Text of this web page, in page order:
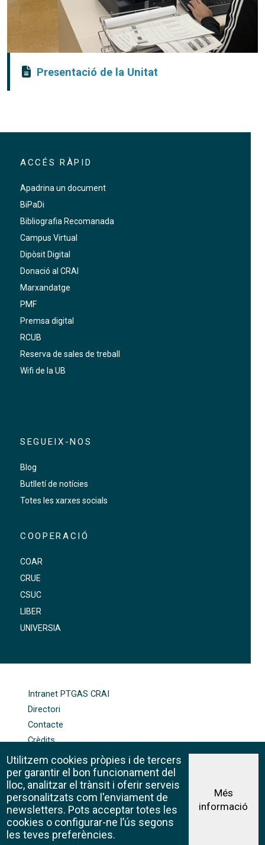
Presentació de la Unitat
ACCÉS RÀPID
Apadrina un document
BiPaDi
Bibliografia Recomanada
Campus Virtual
Dipòsit Digital
Donació al CRAI
Marxandatge
PMF
Premsa digital
RCUB
Reserva de sales de treball
Wifi de la UB
SEGUEIX-NOS
Blog
Butlletí de notícies
Totes les xarxes socials
COOPERACIÓ
COAR
CRUE
CSUC
LIBER
UNIVERSIA
Intranet PTGAS CRAI
Directori
Contacte
Crèdits
Mapa web
Política de galetes
Avís legal
©CRAI Universitat de Barcelona
Creative Commons 4.0
Utilitzem cookies pròpies i de tercers
per garantir el bon funcionament del
lloc, analitzar el trànsit i oferir serveis
personalitzats com l'enviament de
newsletters. Pots acceptar totes les
cookies o configurar-ne l’ús segons
les teves preferències.
Més
informació